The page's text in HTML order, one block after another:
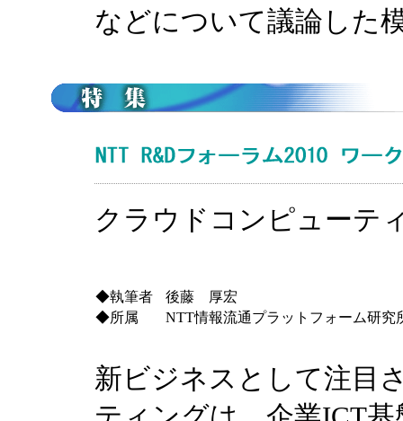
などについて議論した
クラウドコンピューテ
◆執筆者
後藤 厚宏
◆所属
NTT情報流通プラットフォーム研
新ビジネスとして注目